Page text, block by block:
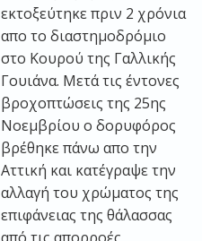
εκτοξεύτηκε πριν 2 χρόνια
απο το διαστημοδρόμιο
στο Κουρού της Γαλλικής
Γουιάνα. Μετά τις έντονες
βροχοπτώσεις της 25ης
Νοεμβρίου ο δορυφόρος
βρέθηκε πάνω απο την
Αττική και κατέγραψε την
αλλαγή του χρώματος της
επιφάνειας της θάλασσας